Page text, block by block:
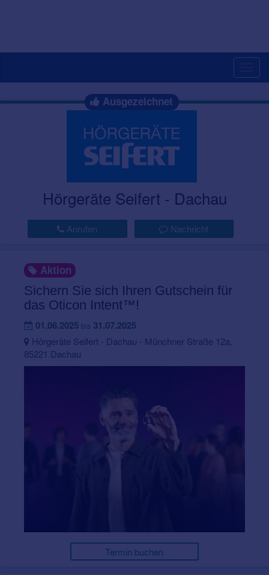
Ausgezeichnet
Hörgeräte Seifert - Dachau
Anrufen Nachricht
Aktion
Sichern Sie sich Ihren Gutschein für
das Oticon Intent™!
01.06.2025 bis 31.07.2025
Hörgeräte Seifert - Dachau - Münchner Straße 12a,
85221 Dachau
Termin buchen